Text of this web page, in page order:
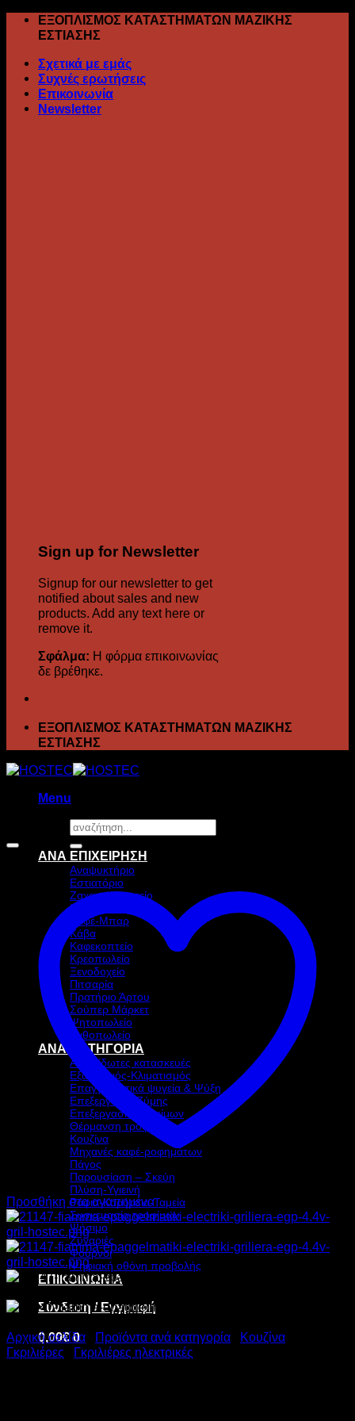
Skip
ΕΞΟΠΛΙΣΜΟΣ ΚΑΤΑΣΤΗΜΑΤΩΝ ΜΑΖΙΚΗΣ
ΕΣΤΙΑΣΗΣ
Σχετικά με εμάς
Συχνές ερωτήσεις
Επικοινωνία
Newsletter
Sign up for Newsletter
Signup for our newsletter to get
notified about sales and new
products. Add any text here or
remove it.
Σφάλμα: Η φόρμα επικοινωνίας
δε βρέθηκε.
ΕΞΟΠΛΙΣΜΟΣ ΚΑΤΑΣΤΗΜΑΤΩΝ ΜΑΖΙΚΗΣ
ΕΣΤΙΑΣΗΣ
Menu
Αναζήτηση
για:
ΑΝΑ ΕΠΙΧΕΙΡΗΣΗ
Αναψυκτήριο
Εστιατόριο
Ζαχαροπλαστείο
Ιχθυοπωλείο
Καφέ-Μπαρ
Κάβα
Καφεκοπτείο
Κρεοπωλείο
Ξενοδοχείο
Πιτσαρία
Πρατήριο Άρτου
Σούπερ Μάρκετ
Ψητοπωλείο
Ανθοπωλείο
ΑΝΑ ΚΑΤΗΓΟΡΙΑ
Ανοξείδωτες κατασκευές
Εξαερισμός-Κλιματισμός
Επαγγελματικά ψυγεία & Ψύξη
Επεξεργασία Ζύμης
Επεξεργασία τροφίμων
Θέρμανση τροφίμων
Κουζίνα
Μηχανές καφέ-ροφημάτων
Πάγος
Παρουσίαση – Σκεύη
Πλύση-Υγιεινή
Ράφια-Καρότσια-Ταμεία
Συσκευασία τροφίμων
Ψήσιμο
Ζυγαριές
Φούρνοι
Ψηφιακή οθόνη προβολής
ΕΠΙΚΟΙΝΩΝΙΑ
Σύνδεση / Εγγραφή
0,00€ 0
Προσθήκη στα αγαπημένα
Αρχική σελίδα Προϊόντα ανά κατηγορία Κουζίνα
Γκριλιέρες
Γκριλιέρες ηλεκτρικές